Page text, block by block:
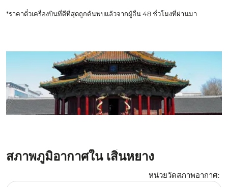
*ราคาตั๋วเครื่องบินที่ดีที่สุดถูกค้นพบแล้วจากผู้อื่น 48 ชั่วโมงที่ผ่านมา
สภาพภูมิอากาศใน เสิ่นหยาง
หน่วยวัดสภาพอากาศ: